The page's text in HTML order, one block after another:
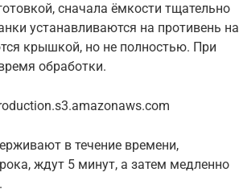
сначала ёмкости тщательно
устанавливаются на противень на
крышкой, но не полностью. При
обработки.
в течение времени,
ждут 5 минут, а затем медленно